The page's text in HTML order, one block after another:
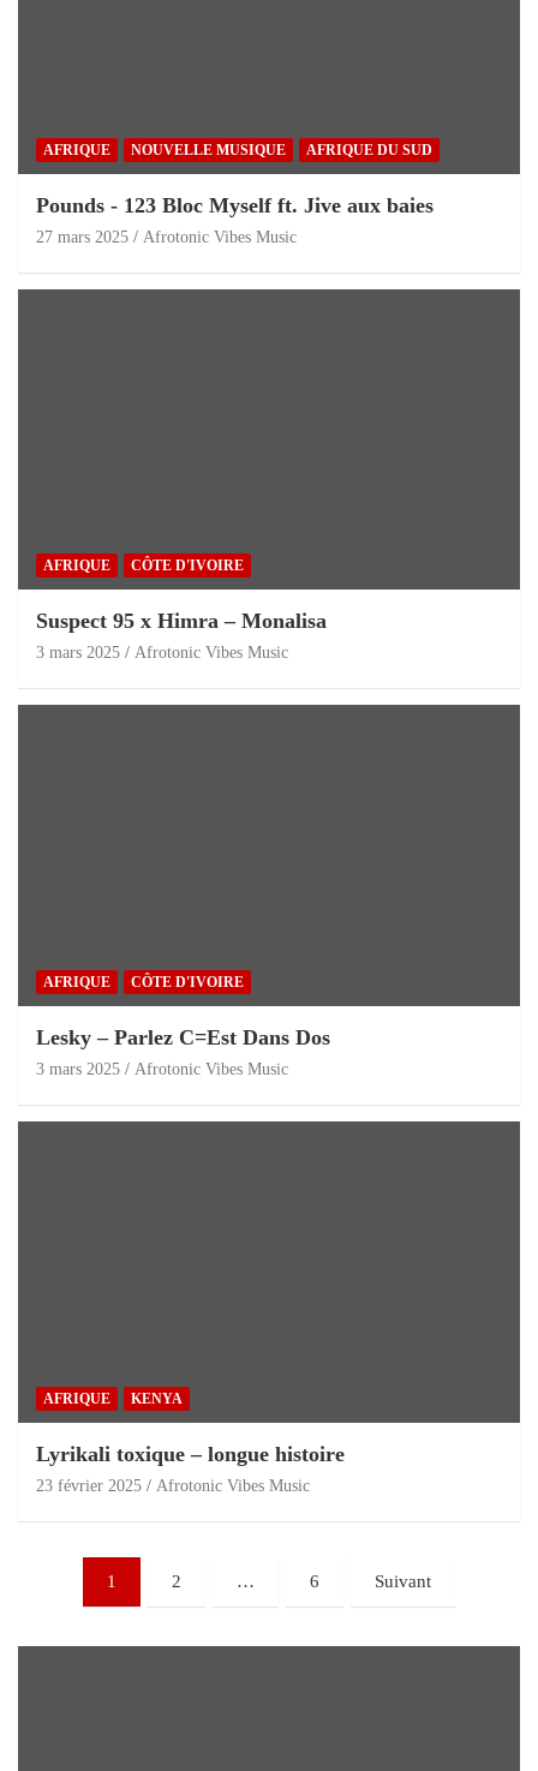
AFRIQUE NOUVELLE MUSIQUE AFRIQUE DU SUD
Pounds - 123 Bloc Myself ft. Jive aux baies
27 mars 2025 Afrotonic Vibes Music
AFRIQUE CÔTE D'IVOIRE
Suspect 95 x Himra – Monalisa
3 mars 2025 Afrotonic Vibes Music
AFRIQUE CÔTE D'IVOIRE
Lesky – Parlez C=Est Dans Dos
3 mars 2025 Afrotonic Vibes Music
AFRIQUE KENYA
Lyrikali toxique – longue histoire
23 février 2025 Afrotonic Vibes Music
1 2 … 6 Suivant